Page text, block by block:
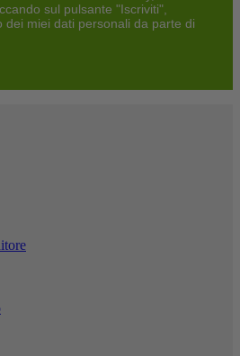
sul pulsante "Iscriviti",
miei dati personali da parte di